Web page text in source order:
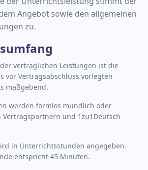
Angebot sowie den allgemeinen
zu.
vertraglichen Leistungen ist die
vor Vertragsabschluss vorlegten
maßgebend.
werden formlos mündlich oder
und 1zu1Deutsch
in Unterrichtsstunden angegeben.
entspricht 45 Minuten.